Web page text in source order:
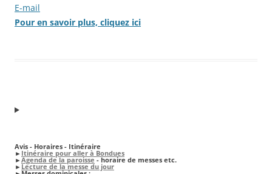
E-mail
Pour en savoir plus, cliquez ici
Avis - Horaires - Itinéraire
► Itinéraire pour aller à Bondues
► Agenda de la paroisse- horaire de messes etc.
► Lecture de la messe du jour